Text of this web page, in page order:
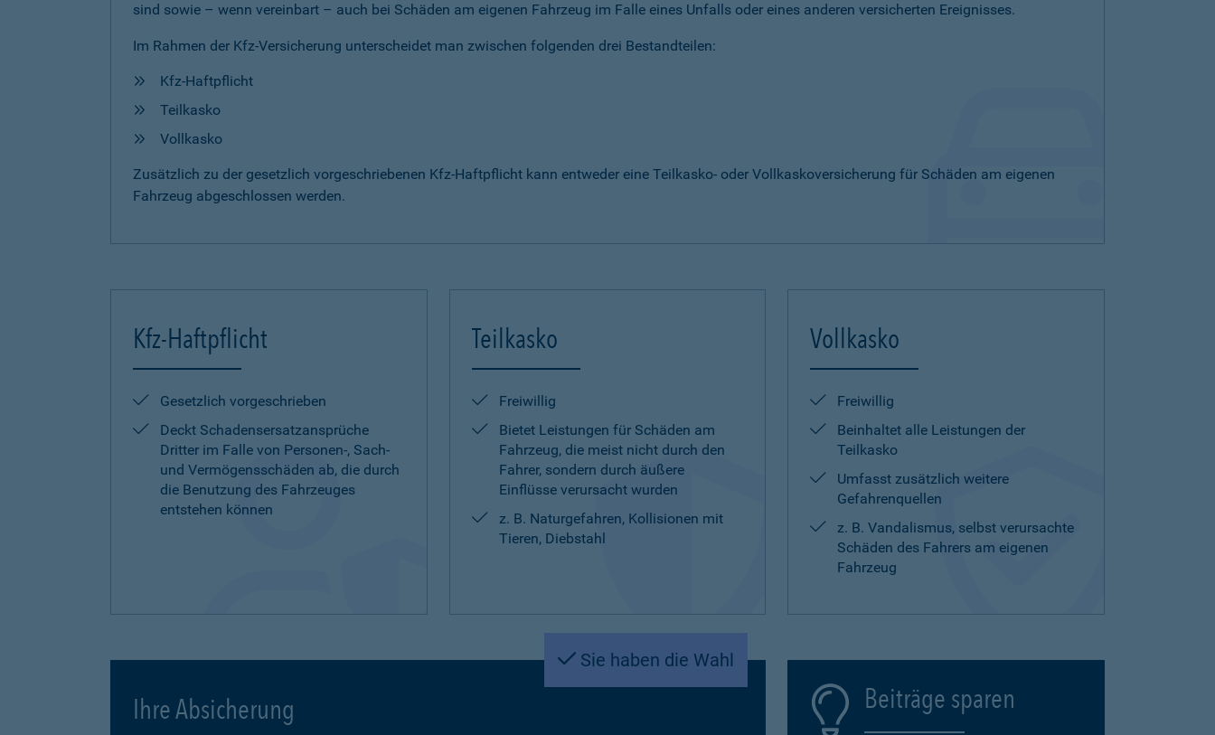
sind sowie – wenn vereinbart – auch bei Schäden am eigenen Fahrzeug im Falle eines Unfalls oder eines anderen versicherten Ereignisses.
Im Rahmen der Kfz-Versicherung unterscheidet man zwischen folgenden drei Bestandteilen:
Kfz-Haftpflicht
Teilkasko
Vollkasko
Zusätzlich zu der gesetzlich vorgeschriebenen Kfz-Haftpflicht kann entweder eine Teilkasko- oder Vollkaskoversicherung für Schäden am eigenen
Fahrzeug abgeschlossen werden.
Kfz-Haftpflicht
Gesetzlich vorgeschrieben
Deckt Schadensersatzansprüche
Dritter im Falle von Personen-, Sach-
und Vermögensschäden ab, die durch
die Benutzung des Fahrzeuges
entstehen können
Teilkasko
Freiwillig
Bietet Leistungen für Schäden am
Fahrzeug, die meist nicht durch den
Fahrer, sondern durch äußere
Einflüsse verursacht wurden
z. B. Naturgefahren, Kollisionen mit
Tieren, Diebstahl
Vollkasko
Freiwillig
Beinhaltet alle Leistungen der
Teilkasko
Umfasst zusätzlich weitere
Gefahrenquellen
z. B. Vandalismus, selbst verursachte
Schäden des Fahrers am eigenen
Fahrzeug
Sie haben die Wahl
Ihre Absicherung Beiträge sparen